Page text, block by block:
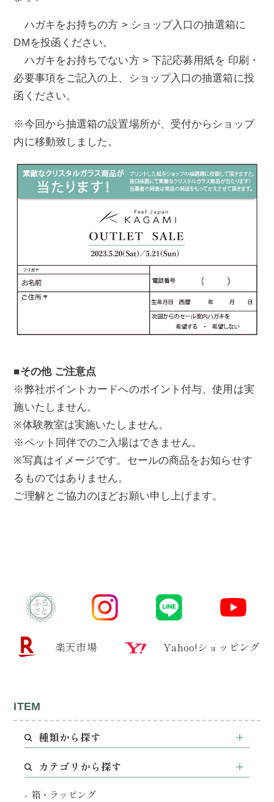
ハガキをお持ちの方 > ショップ入口の抽選箱に
DMを投函ください。
ハガキをお持ちでない方 > 下記応募用紙を 印刷・
必要事項をご記入の上、ショップ入口の抽選箱に投
函ください。
※今回から抽選箱の設置場所が、受付からショップ
内に移動致しました。
■その他 ご注意点
※弊社ポイントカードへのポイント付与、使用は実
施いたしません。
※体験教室は実施いたしません。
※ペット同伴でのご入場はできません。
※写真はイメージです。セールの商品をお知らせす
るものではありません。
ご理解とご協力のほどお願い申し上げます。
楽天市場 Yahoo!ショッピング
ITEM
種類から探す
カテゴリから探す
箱・ラッピング